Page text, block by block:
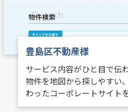
豊島区不動産様
サービス内容がひと目で伝
物件を地図から探しやすい
わったコーポレートサイト